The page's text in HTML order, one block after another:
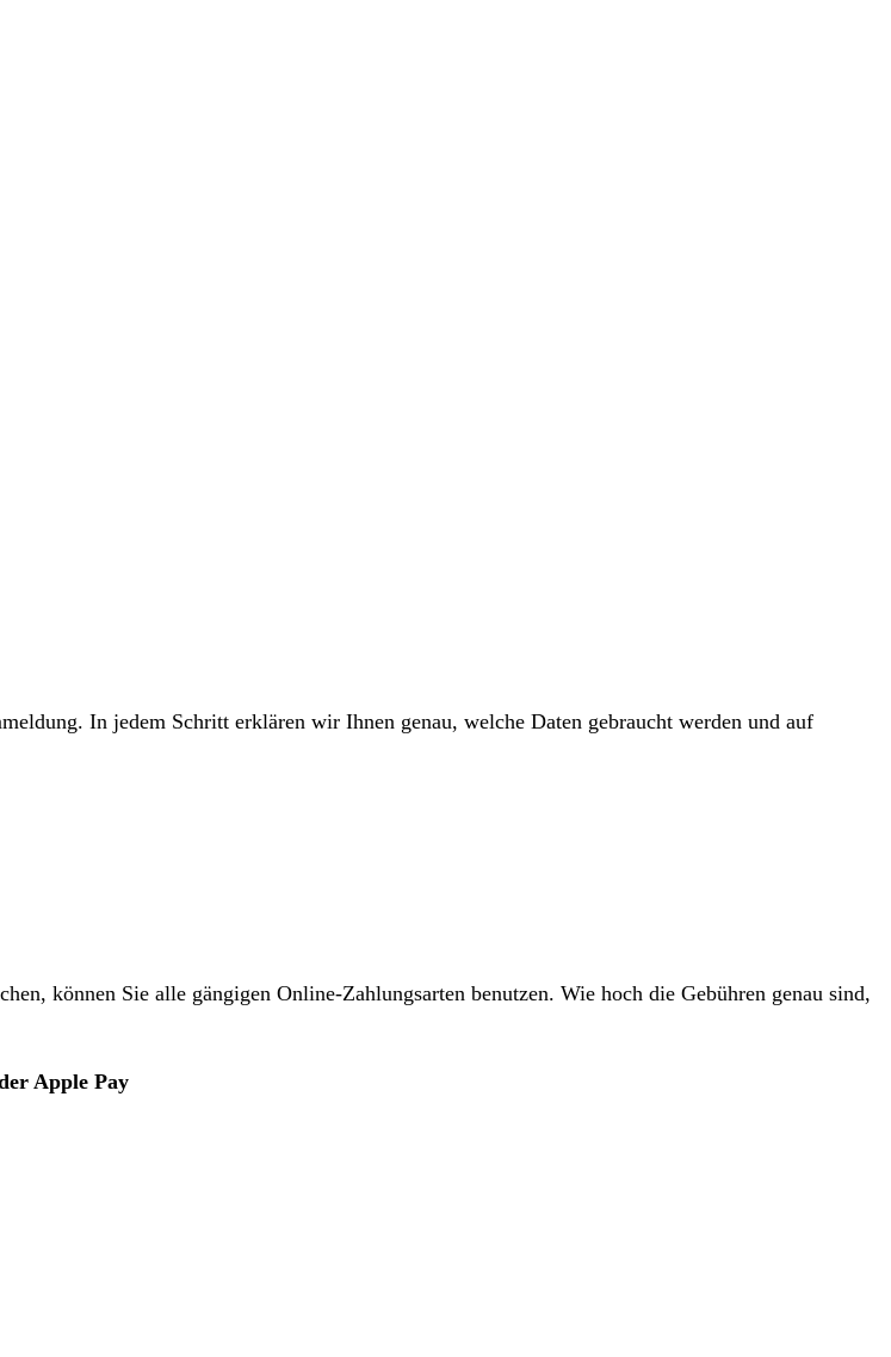
In jedem Schritt erklären wir Ihnen genau, welche Daten gebraucht werden und auf
können Sie alle gängigen Online-Zahlungsarten benutzen. Wie hoch die Gebühren genau sind,
Apple Pay